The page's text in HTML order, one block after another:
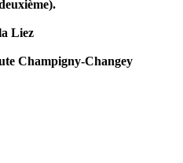
Liez
Champigny-Changey